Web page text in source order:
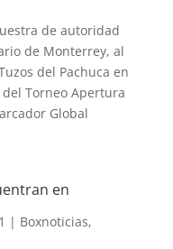
de autoridad
de Monterrey, al
del Pachuca en
Torneo Apertura
Global
en
| Boxnoticias,